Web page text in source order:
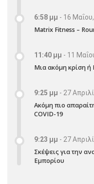
6:58 μμ - 16
Matrix Fitness –
11:40 μμ - 11
Μια ακόμη κρίση ή
9:25 μμ - 27
Ακόμη πιο
COVID-19
9:23 μμ - 27
Σκέψεις για την
Εμπορίου